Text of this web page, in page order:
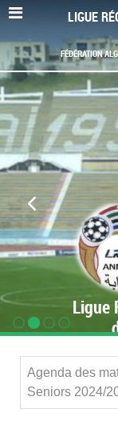
LIGUE
Ligue
Agenda des
Seniors 2024/